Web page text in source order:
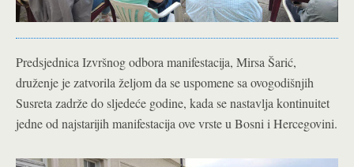
Predsjednica Izvršnog odbora manifestacija, Mirsa Šarić,
druženje je zatvorila željom da se uspomene sa ovogodišnjih
Susreta zadrže do sljedeće godine, kada se nastavlja kontinuitet
jedne od najstarijih manifestacija ove vrste u Bosni i Hercegovini.